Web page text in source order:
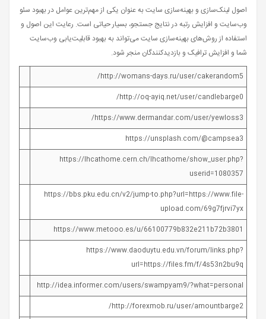
اصول لینک‌سازی و بهینه‌سازی سایت به عنوان یکی از مهم‌ترین عوامل در بهبود سئو
وب‌سایت و افزایش رتبه در نتایج جستجو، بسیار حیاتی است. رعایت این اصول و
استفاده از روش‌های بهینه‌سازی سایت می‌تواند به بهبود قابلیت‌یابی وب‌سایت
شما و افزایش ترافیک و بازدیدکنندگان منجر شود.
http://womans-days.ru/user/cakerandom5/
http://oq-ayiq.net/user/candlebarge0/
https://www.dermandar.com/user/yewloss3/
https://unsplash.com/@campsea3
https://lhcathome.cern.ch/lhcathome/show_user.php?
userid=1080357
https://bbs.pku.edu.cn/v2/jump-to.php?url=https://www.file-
upload.com/69g7fjrvi7yx
https://www.metooo.es/u/66100779b832e211b72b3801
https://www.daoduytu.edu.vn/forum/links.php?
url=https://files.fm/f/4s53n2bu9q
http://idea.informer.com/users/swampyam9/?what=personal
http://forexmob.ru/user/amountbarge2/